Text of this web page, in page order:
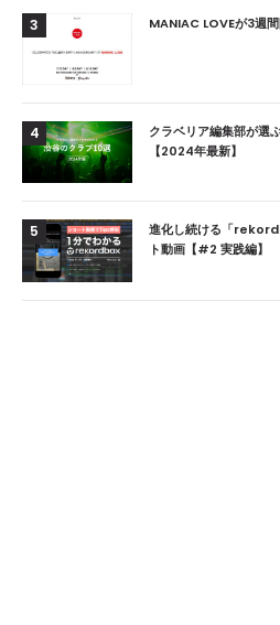
3 MANIAC LOVEが3週
4
クラベリア編集部が選
【2024年最新】
5
進化し続ける「
ト動画【#2 実践編】